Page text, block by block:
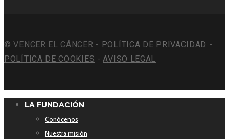
© VENCER EL CÁNCER - POLÍTICA DE PRIVACIDAD -
POLÍTICA DE COOKIES -AVISO LEGAL
LA FUNDACIÓN
Conócenos
Nuestra misión